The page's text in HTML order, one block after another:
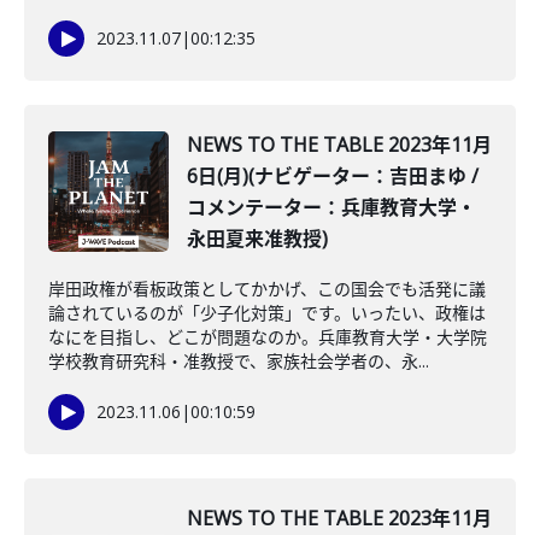
2023.11.07|00:12:35
NEWS TO THE TABLE 2023年11月
6日(月)(ナビゲーター：吉田まゆ /
コメンテーター：兵庫教育大学・
永田夏来准教授)
岸田政権が看板政策としてかかげ、この国会でも活発に議
論されているのが「少子化対策」です。いったい、政権は
なにを目指し、どこが問題なのか。兵庫教育大学・大学院
学校教育研究科・准教授で、家族社会学者の、永...
2023.11.06 |00:10:59
NEWS TO THE TABLE 2023年11月